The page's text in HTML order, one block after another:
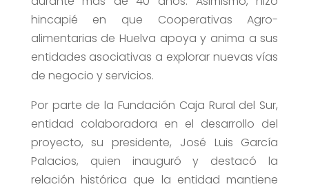
hincapié en que Cooperativas Agro-
alimentarias de Huelva apoya y anima a sus
entidades asociativas a explorar nuevas vías
de negocio y servicios.
Por parte de la Fundación Caja Rural del Sur,
entidad colaboradora en el desarrollo del
proyecto, su presidente, José Luis García
Palacios, quien inauguró y destacó la
relación histórica que la entidad mantiene